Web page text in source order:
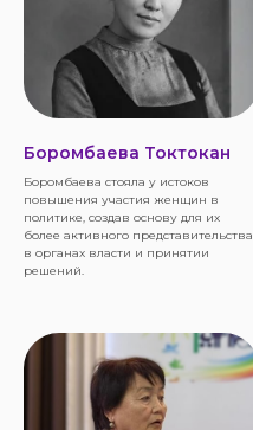
Боромбаева Токтокан
Боромбаева стояла у истоков
повышения участия женщин в
политике, создав основу для их
более активного представительства
в органах власти и принятии
решений.